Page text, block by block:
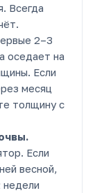
Всегда
2–3
оседает на
Если
месяц
толщину с
Если
весной,
недели